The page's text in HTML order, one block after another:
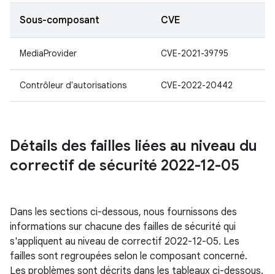
Sous-composant CVE
MediaProvider CVE-2021-39795
Contrôleur d'autorisations CVE-2022-20442
Détails des failles liées au niveau du
correctif de sécurité 2022-12-05
Dans les sections ci-dessous, nous fournissons des
informations sur chacune des failles de sécurité qui
s'appliquent au niveau de correctif 2022-12-05. Les
failles sont regroupées selon le composant concerné.
Les problèmes sont décrits dans les tableaux ci-dessous.